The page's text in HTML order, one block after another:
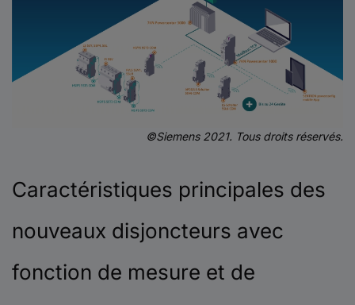
©Siemens 2021. Tous droits réservés.
Caractéristiques principales des
nouveaux disjoncteurs avec
fonction de mesure et de